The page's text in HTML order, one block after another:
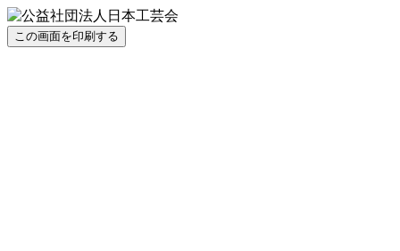
この画面を印刷する